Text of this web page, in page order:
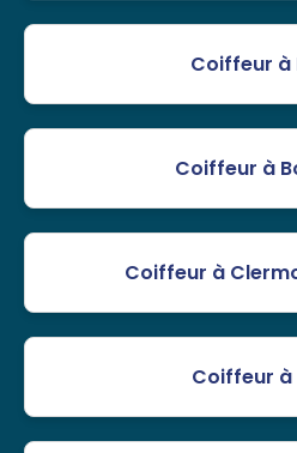
Coiffeur à
Coiffeur à
Coiffeur à
Coiffeur à